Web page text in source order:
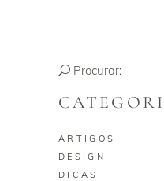
Procurar:
ARTIGOS
DESIGN
DICAS